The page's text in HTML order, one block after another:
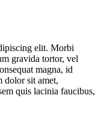
elit. Morbi
gravida tortor, vel
magna, id
dolor sit amet,
quis lacinia faucibus,